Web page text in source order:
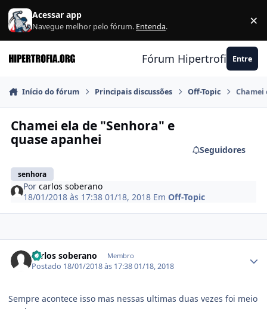
Ir para conteúdo
Acessar app
Navegue melhor pelo fórum. Entenda. ×
Fórum Hipertrofia.org
Entre
Início do fórum Principais discussões Off-Topic Chamei
Chamei ela de "Senhora" e
quase apanhei
senhora
Seguidores
Porcarlos soberano
18/01/2018 às 17:3801/18, 2018 EmOff-Topic
carlos soberano Membro
Postado 18/01/2018 às 17:3801/18, 2018
Sempre acontece isso mas nessas ultimas duas vezes foi meio